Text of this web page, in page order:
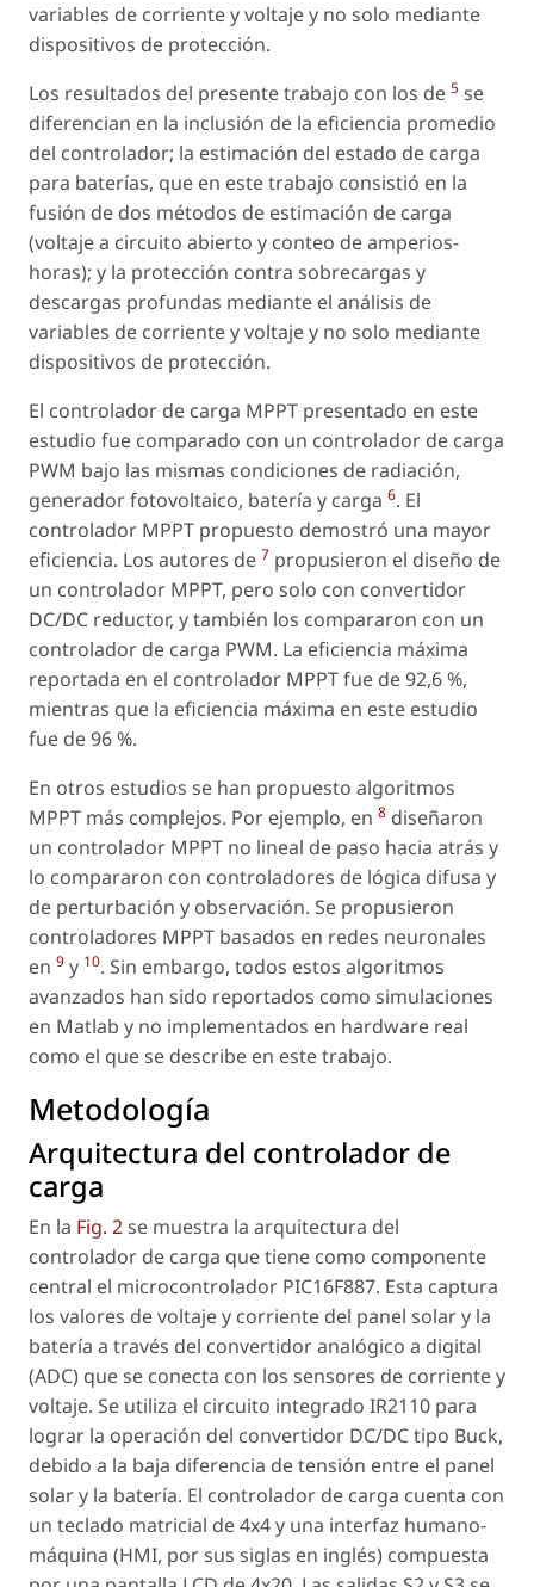
variables de corriente y voltaje y no solo mediante
dispositivos de protección.
Los resultados del presente trabajo con los de 5 se
diferencian en la inclusión de la eficiencia promedio
del controlador; la estimación del estado de carga
para baterías, que en este trabajo consistió en la
fusión de dos métodos de estimación de carga
(voltaje a circuito abierto y conteo de amperios-
horas); y la protección contra sobrecargas y
descargas profundas mediante el análisis de
variables de corriente y voltaje y no solo mediante
dispositivos de protección.
El controlador de carga MPPT presentado en este
estudio fue comparado con un controlador de carga
PWM bajo las mismas condiciones de radiación,
generador fotovoltaico, batería y carga 6. El
controlador MPPT propuesto demostró una mayor
eficiencia. Los autores de 7 propusieron el diseño de
un controlador MPPT, pero solo con convertidor
DC/DC reductor, y también los compararon con un
controlador de carga PWM. La eficiencia máxima
reportada en el controlador MPPT fue de 92,6 %,
mientras que la eficiencia máxima en este estudio
fue de 96 %.
En otros estudios se han propuesto algoritmos
MPPT más complejos. Por ejemplo, en 8 diseñaron
un controlador MPPT no lineal de paso hacia atrás y
lo compararon con controladores de lógica difusa y
de perturbación y observación. Se propusieron
controladores MPPT basados en redes neuronales
en 9 y 10. Sin embargo, todos estos algoritmos
avanzados han sido reportados como simulaciones
en Matlab y no implementados en hardware real
como el que se describe en este trabajo.
Metodología
Arquitectura del controlador de
carga
En la Fig. 2se muestra la arquitectura del
controlador de carga que tiene como componente
central el microcontrolador PIC16F887. Esta captura
los valores de voltaje y corriente del panel solar y la
batería a través del convertidor analógico a digital
(ADC) que se conecta con los sensores de corriente y
voltaje. Se utiliza el circuito integrado IR2110 para
lograr la operación del convertidor DC/DC tipo Buck,
debido a la baja diferencia de tensión entre el panel
solar y la batería. El controlador de carga cuenta con
un teclado matricial de 4x4 y una interfaz humano-
máquina (HMI, por sus siglas en inglés) compuesta